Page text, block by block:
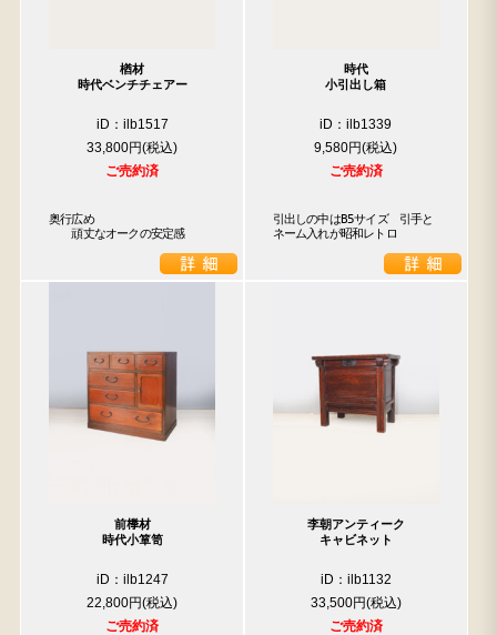
楢材
時代ベンチチェアー
iD：ilb1517
33,800円
ご売約済
奥行広め
頑丈なオークの安定感
時代
小引出し箱
iD：ilb1339
9,580円
ご売約済
引出しの中はB5サイズ　引手と
ネーム入れが昭和レトロ
前﨔材
時代小箪笥
iD：ilb1247
22,800円
ご売約済
李朝アンティーク
キャビネット
iD：ilb1132
33,500円
ご売約済